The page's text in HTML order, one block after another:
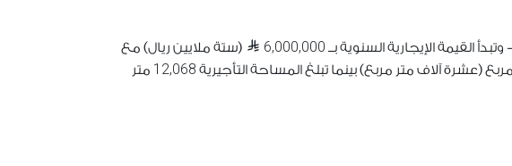
القيمة الإيجارية السنوية بــ 6,000,000
(ستة ملايين ريال) مع
(عشرة آلاف متر مربع) بينما تبلغ المساحة التأجيرية 12,068 متر